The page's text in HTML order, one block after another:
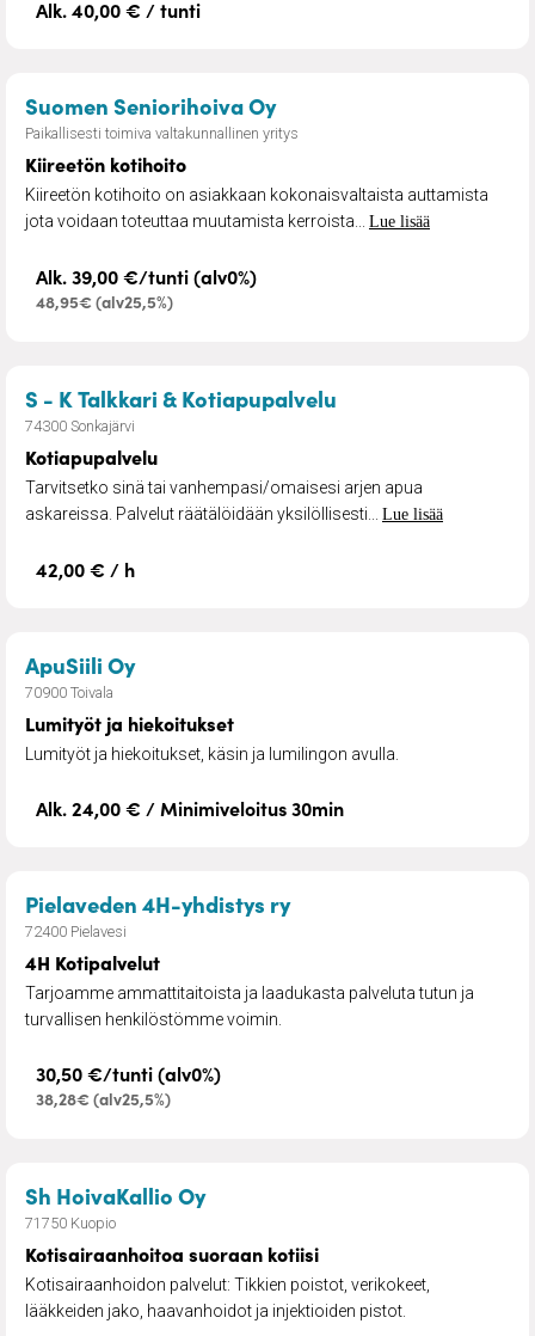
Alk. 40,00 € / tunti
Suomen Seniorihoiva Oy– Kiireetön kotihoito
Paikallisesti toimiva valtakunnallinen yritys
Kiireetön kotihoito
Kiireetön kotihoito on asiakkaan kokonaisvaltaista auttamista
jota voidaan toteuttaa muutamista kerroista... Lue lisää
Alk. 39,00 €/tunti (alv0%)
48,95€ (alv25,5%)
S - K Talkkari & Kotiapupalvelu
74300 Sonkajärvi
Kotiapupalvelu
Tarvitsetko sinä tai vanhempasi/omaisesi arjen apua
askareissa. Palvelut räätälöidään yksilöllisesti... Lue lisää
42,00 € / h
ApuSiili Oy– Lumityöt ja hiekoitukset
70900 Toivala
Lumityöt ja hiekoitukset
Lumityöt ja hiekoitukset, käsin ja lumilingon avulla.
Alk. 24,00 € / Minimiveloitus 30min
Pielaveden 4H-yhdistys ry– 4H Kotipalvelut
72400 Pielavesi
4H Kotipalvelut
Tarjoamme ammattitaitoista ja laadukasta palveluta tutun ja
turvallisen henkilöstömme voimin.
30,50 €/tunti (alv0%)
38,28€ (alv25,5%)
Sh HoivaKallio Oy– Kotisairaanhoitoa suoraan
71750 Kuopio
Kotisairaanhoitoa suoraan kotiisi
Kotisairaanhoidon palvelut: Tikkien poistot, verikokeet,
lääkkeiden jako, haavanhoidot ja injektioiden pistot.